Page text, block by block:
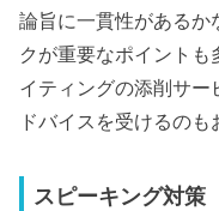
論旨に一貫性があるか
クが重要なポイントも
イティングの添削サー
ドバイスを受けるのも
スピーキング対策